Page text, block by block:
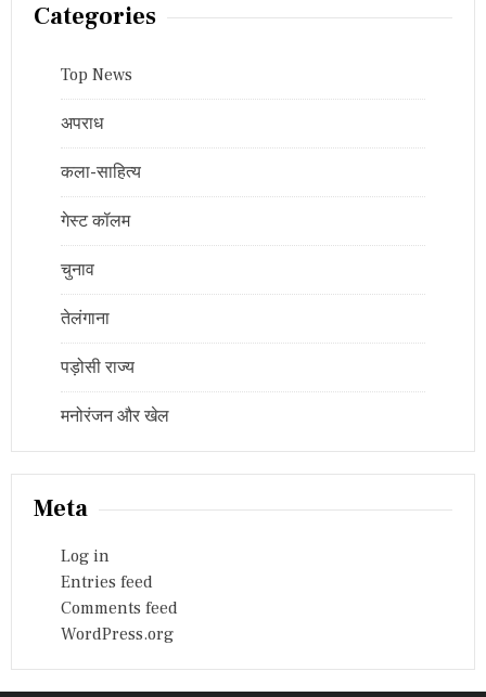
Categories
Top News
अपराध
कला-साहित्य
गेस्ट कॉलम
चुनाव
तेलंगाना
पड़ोसी राज्य
मनोरंजन और खेल
Meta
Log in
Entries feed
Comments feed
WordPress.org